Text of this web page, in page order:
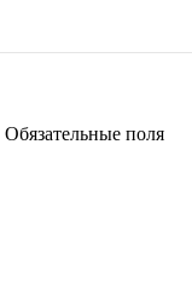
Обязательные поля